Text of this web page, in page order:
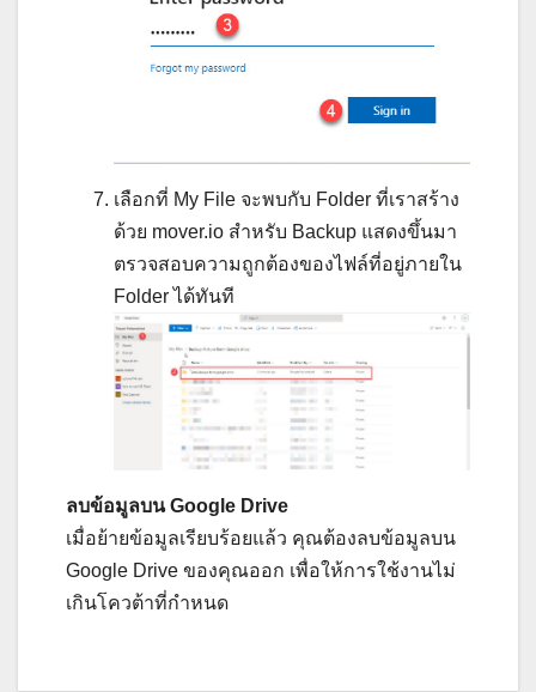
เลือกที่ My File จะพบกับ Folder ที่เราสร้าง
ด้วย mover.io สำหรับ Backup แสดงขึ้นมา
ตรวจสอบความถูกต้องของไฟล์ที่อยู่ภายใน
Folder ได้ทันที
ลบข้อมูลบน Google Drive
เมื่อย้ายข้อมูลเรียบร้อยแล้ว คุณต้องลบข้อมูลบน
Google Drive ของคุณออก เพื่อให้การใช้งานไม่
เกินโควต้าที่กำหนด